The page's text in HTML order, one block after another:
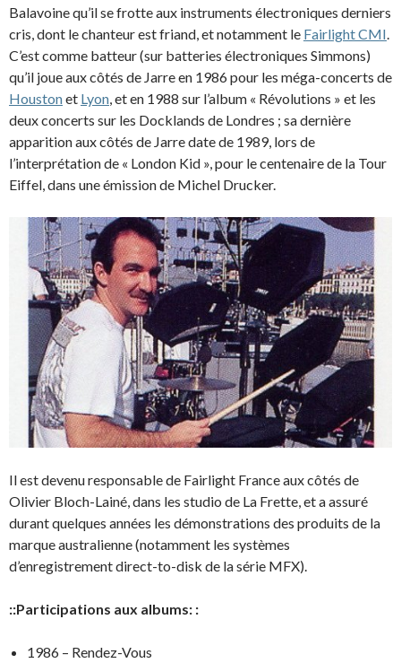
Balavoine qu’il se frotte aux instruments électroniques derniers
cris, dont le chanteur est friand, et notamment le Fairlight CMI.
C’est comme batteur (sur batteries électroniques Simmons)
qu’il joue aux côtés de Jarre en 1986 pour les méga-concerts de
Houstonet Lyon, et en 1988 sur l’album « Révolutions » et les
deux concerts sur les Docklands de Londres ; sa dernière
apparition aux côtés de Jarre date de 1989, lors de
l’interprétation de « London Kid », pour le centenaire de la Tour
Eiffel, dans une émission de Michel Drucker.
Il est devenu responsable de Fairlight France aux côtés de
Olivier Bloch-Lainé, dans les studio de La Frette, et a assuré
durant quelques années les démonstrations des produits de la
marque australienne (notamment les systèmes
d’enregistrement direct-to-disk de la série MFX).
::Participations aux albums: :
1986 – Rendez-Vous